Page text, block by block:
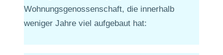
Wohnungsgenossenschaft, die innerhalb
weniger Jahre viel aufgebaut hat: